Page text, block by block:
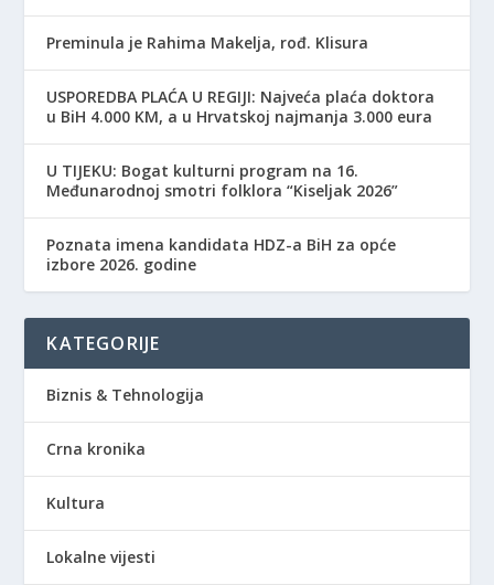
Preminula je Rahima Makelja, rođ. Klisura
USPOREDBA PLAĆA U REGIJI: Najveća plaća doktora
u BiH 4.000 KM, a u Hrvatskoj najmanja 3.000 eura
​U TIJEKU: Bogat kulturni program na 16.
Međunarodnoj smotri folklora “Kiseljak 2026”
Poznata imena kandidata HDZ-a BiH za opće
izbore 2026. godine
KATEGORIJE
Biznis & Tehnologija
Crna kronika
Kultura
Lokalne vijesti